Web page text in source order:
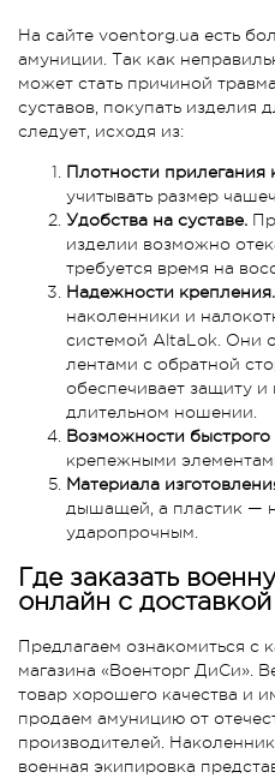
На сайте voentorg.ua есть
амуниции. Так как
может стать причиной
суставов, покупать изделия
следует, исходя из:
Плотности прилегания
учитывать размер
Удобства на суставе.
изделии возможно
требуется время на
Надежности крепления.
наколенники и
системой AltaLok. Они
лентами с обратной
обеспечивает защиту
длительном ношении.
Возможности быстрого
крепежными
Материала
дышащей, а пластик —
ударопрочным.
Где заказать
онлайн с
Предлагаем ознакомиться с
магазина «Военторг ДиСи».
товар хорошего качества и
продаем амуницию от
производителей.
военная экипировка